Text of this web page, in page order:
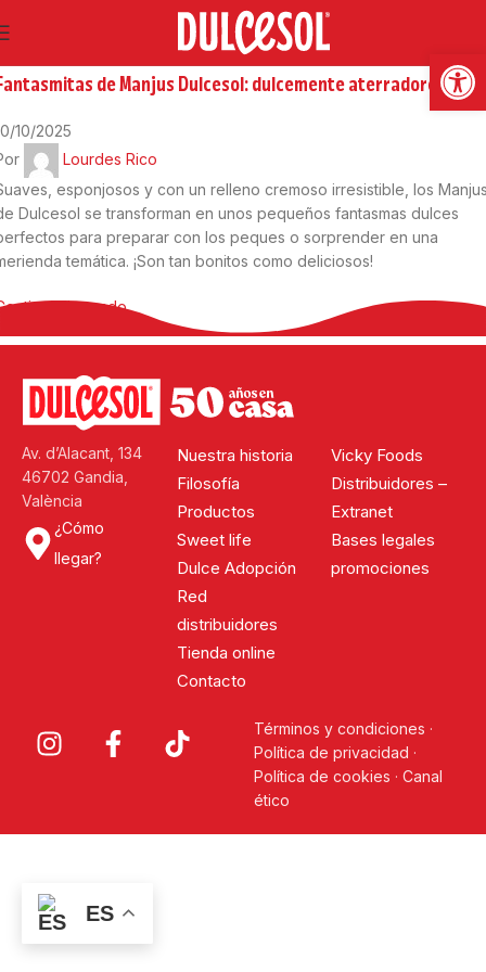
de Manjus Dulcesol: dulcemente aterradores
10/2025
Lourdes Rico
esponjosos y con un relleno cremoso irresistible, los
Dulcesol se transforman en unos pequeños fantasmas dulces
para preparar con los peques o sorprender en una
temática. ¡Son tan bonitos como deliciosos!
leyendo
Av. d’Alacant, 134
46702 Gandia,
València
¿Cómo
llegar?
Nuestra historia
Filosofía
Productos
Sweet life
Dulce Adopción
Red
distribuidores
Tienda online
Contacto
Vicky Foods
Distribuidores –
Extranet
Bases legales
promociones
Términos y condiciones ·
Política de privacidad ·
Política de cookies · Canal
ético
ES